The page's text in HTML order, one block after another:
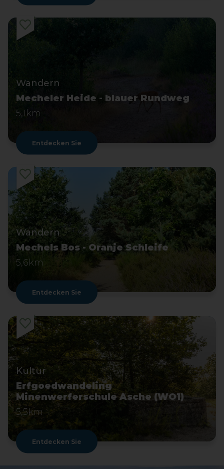
Wandern
Mecheler Heide - blauer Rundweg
5,1km
Entdecken Sie
Wandern
Mechels Bos - Oranje Schleife
5,6km
Entdecken Sie
Kultur
Erfgoedwandeling
Minenwerferschule Asche (WO1)
5,5km
Entdecken Sie